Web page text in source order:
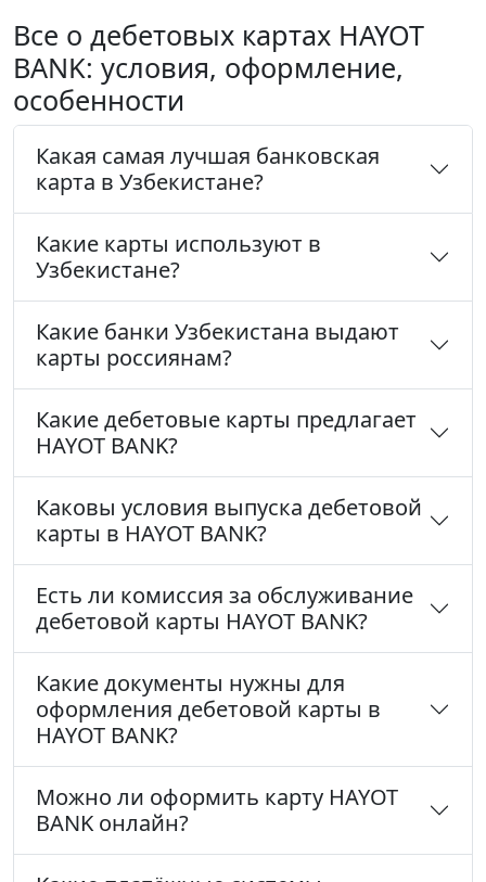
Все о дебетовых картах HAYOT
BANK: условия, оформление,
особенности
Какая самая лучшая банковская
карта в Узбекистане?
Какие карты используют в
Узбекистане?
Какие банки Узбекистана выдают
карты россиянам?
Какие дебетовые карты предлагает
HAYOT BANK?
Каковы условия выпуска дебетовой
карты в HAYOT BANK?
Есть ли комиссия за обслуживание
дебетовой карты HAYOT BANK?
Какие документы нужны для
оформления дебетовой карты в
HAYOT BANK?
Можно ли оформить карту HAYOT
BANK онлайн?